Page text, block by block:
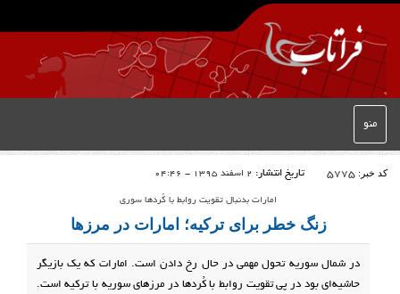
منو
کد خبر: 5775 تاریخ انتشار: 2 اسفند 1395 - 04:46
امارات بدنبال تقویت روابط با کُردها سوری
زنگ خطر برای ترکیه؛ امارات در مرزها
در شمال سوریه تحول مهمی در حال رخ دادن است. امارات که یک بازیگر
حاشیه‌ای بود در پی تقویت روابط با کُردها در مرزهای سوریه با ترکیه است.